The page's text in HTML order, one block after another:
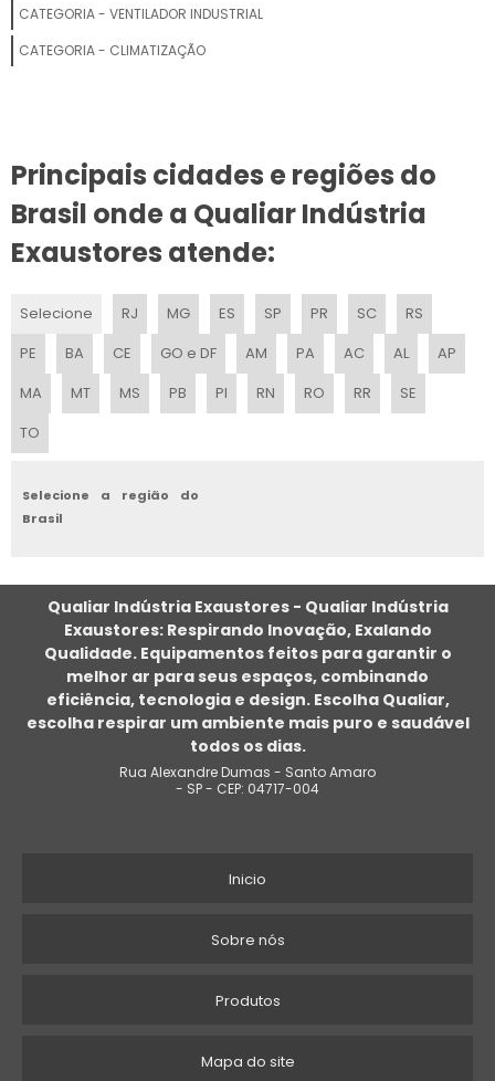
VENTILADOR INDUSTRIAL COM UMIDIFICADOR
VENTILADOR DE COLUNA INDUSTRIAL
VENTILADOR CLIMATIZADOR INDUSTRIAL
VENTILADOR INDUSTRIAL DE PAREDE
VENTILADOR INDUSTRIAL COM ÁGUA
VENTILADOR INDUSTRIAL DE TETO
VENTILADOR COMERCIAL
PREÇO DE VENTILADOR CLIMATIZADOR INDUSTRIAL
FABRICANTE VENTILADOR
VENTILADOR INDUSTRIAL DE COLUNA
PREÇO DE PURIFICADOR DE AR
VENTILADOR COM NÉVOA DE ÁGUA PREÇO
CATEGORIA - VENTILADOR INDUSTRIAL
CATEGORIA - CLIMATIZAÇÃO
Principais cidades e regiões do
Brasil onde a Qualiar Indústria
Exaustores atende:
Selecione RJ MG ES SP PR SC
RS
PE
BA CE GO e DF AM PA AC AL
AP
MA
MT MS PB PI RN RO RR
SE
TO
Selecione a região do
Brasil
Qualiar Indústria Exaustores - Qualiar Indústria
Exaustores: Respirando Inovação, Exalando
Qualidade. Equipamentos feitos para garantir o
melhor ar para seus espaços, combinando
eficiência, tecnologia e design. Escolha Qualiar,
escolha respirar um ambiente mais puro e saudável
todos os dias.
Rua Alexandre Dumas - Santo Amaro
- SP - CEP: 04717-004
Inicio
Sobre nós
Produtos
Mapa do site